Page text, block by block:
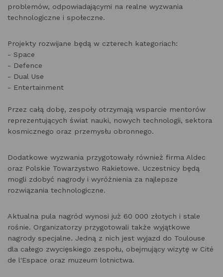
problemów, odpowiadającymi na realne wyzwania
technologiczne i społeczne.
Projekty rozwijane będą w czterech kategoriach:
- Space
- Defence
- Dual Use
- Entertainment
Przez całą dobę, zespoły otrzymają wsparcie mentorów
reprezentujących świat nauki, nowych technologii, sektora
kosmicznego oraz przemysłu obronnego.
Dodatkowe wyzwania przygotowały również firma Aldec
oraz Polskie Towarzystwo Rakietowe. Uczestnicy będą
mogli zdobyć nagrody i wyróżnienia za najlepsze
rozwiązania technologiczne.
Aktualna pula nagród wynosi już 60 000 złotych i stale
rośnie. Organizatorzy przygotowali także wyjątkowe
nagrody specjalne. Jedną z nich jest wyjazd do Toulouse
dla całego zwycięskiego zespołu, obejmujący wizytę w Cité
de l'Espace oraz muzeum lotnictwa.